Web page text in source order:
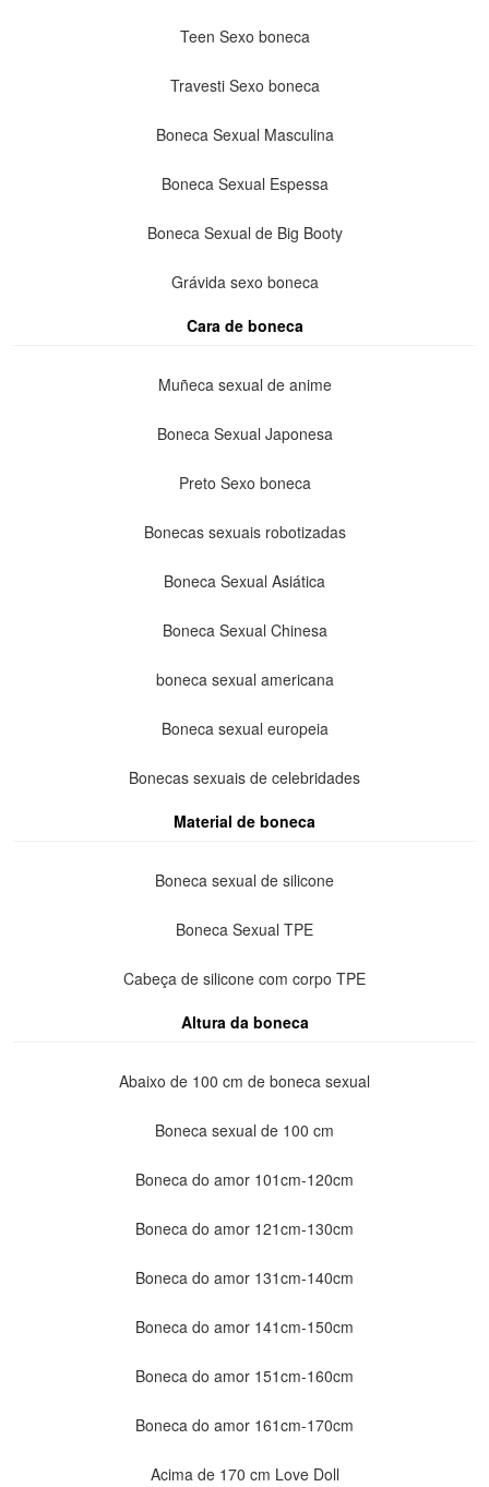
Teen Sexo boneca
Travesti Sexo boneca
Boneca Sexual Masculina
Boneca Sexual Espessa
Boneca Sexual de Big Booty
Grávida sexo boneca
Cara de boneca
Muñeca sexual de anime
Boneca Sexual Japonesa
Preto Sexo boneca
Bonecas sexuais robotizadas
Boneca Sexual Asiática
Boneca Sexual Chinesa
boneca sexual americana
Boneca sexual europeia
Bonecas sexuais de celebridades
Material de boneca
Boneca sexual de silicone
Boneca Sexual TPE
Cabeça de silicone com corpo TPE
Altura da boneca
Abaixo de 100 cm de boneca sexual
Boneca sexual de 100 cm
Boneca do amor 101cm-120cm
Boneca do amor 121cm-130cm
Boneca do amor 131cm-140cm
Boneca do amor 141cm-150cm
Boneca do amor 151cm-160cm
Boneca do amor 161cm-170cm
Acima de 170 cm Love Doll